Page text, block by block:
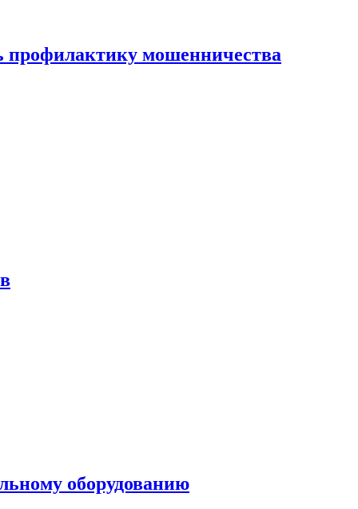
профилактику мошенничества
оборудованию